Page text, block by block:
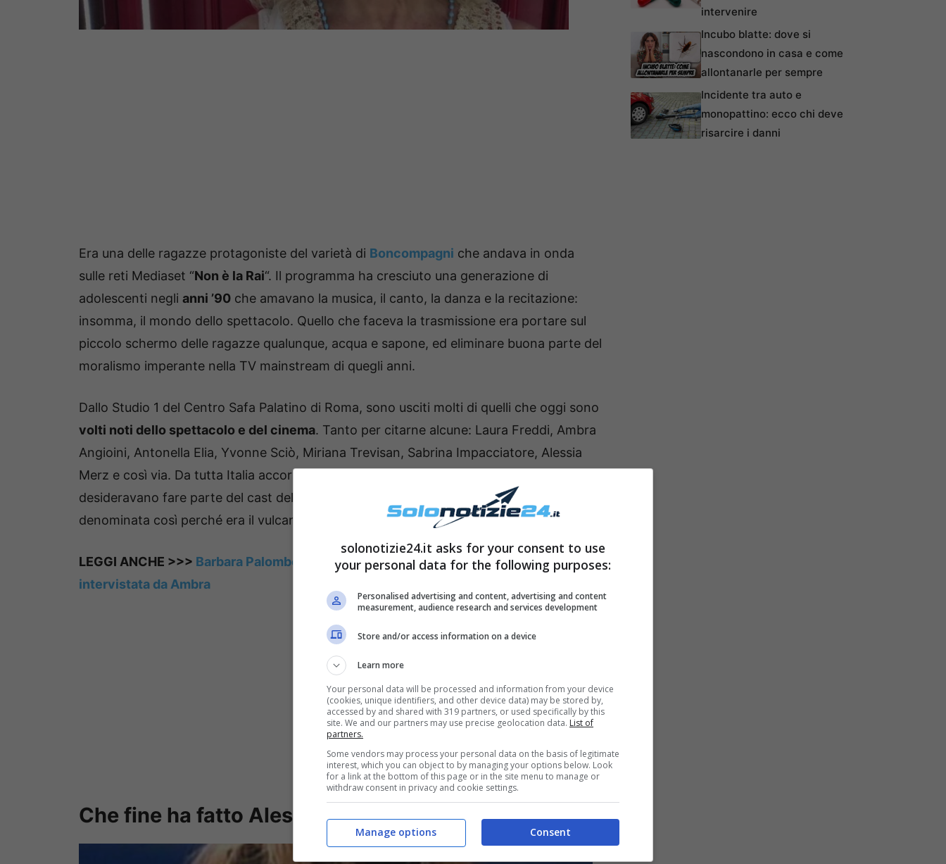
Era una delle ragazze protagoniste del varietà di Boncompagni che andava in onda
sulle reti Mediaset “Non è la Rai“. Il programma ha cresciuto una generazione di
adolescenti negli anni ’90 che amavano la musica, il canto, la danza e la recitazione:
insomma, il mondo dello spettacolo. Quello che faceva la trasmissione era portare sul
piccolo schermo delle ragazze qualunque, acqua e sapone, ed eliminare buona parte del
moralismo imperante nella TV mainstream di quegli anni.
Dallo Studio 1 del Centro Safa Palatino di Roma, sono usciti molti di quelli che oggi sono
volti noti dello spettacolo e del cinema. Tanto per citarne alcune: Laura Freddi, Ambra
Angioini, Antonella Elia, Yvonne Sciò, Miriana Trevisan, Sabrina Impacciatore, Alessia
Merz e così via. Da tutta Italia accorrevano giovani ragazze in cerca di fama che
desideravano fare parte del cast del programma. Tra di loro anche
Terminator
denominata così perché era il vulcano del gruppo:
Alessia Gioffi.
LEGGI ANCHE >>> Barbara Palombelli giovanissima a Non è La Rai | Eccola
intervistata da Ambra
Che fine ha fatto Alessia Gioffi dopo Non è la Rai?
intervenire
Incubo blatte: dove si
nascondono in casa e come
allontanarle per sempre
Incidente tra auto e
monopattino: ecco chi deve
risarcire i danni
solonotizie24.it asks for your consent to use
your personal data for the following purposes:
Personalised advertising and content, advertising and content
measurement, audience research and services development
Store and/or access information on a device
Learn more
Your personal data will be processed and information from your device
(cookies, unique identifiers, and other device data) may be stored by,
accessed by and shared with 319 partners, or used specifically by this
site. We and our partners may use precise geolocation data. List of
partners.
Some vendors may process your personal data on the basis of legitimate
interest, which you can object to by managing your options below. Look
for a link at the bottom of this page or in the site menu to manage or
withdraw consent in privacy and cookie settings.
Consent
Manage options